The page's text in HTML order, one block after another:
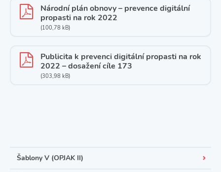
Národní plán obnovy – prevence digitální
propasti na rok 2022
(100,78 kB)
Publicita k prevenci digitální propasti na rok
2022 – dosažení cíle 173
(303,98 kB)
Šablony V (OPJAK II)